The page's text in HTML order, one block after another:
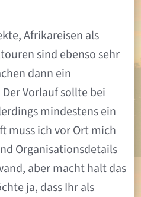
Afrikareisen als
sind ebenso sehr
dann ein
Vorlauf sollte bei
mindestens ein
muss ich vor Ort mich
Organisationsdetails
aber macht halt das
ja, dass Ihr als